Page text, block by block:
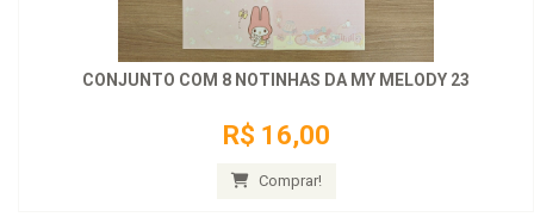
CONJUNTO COM 8 NOTINHAS DA MY MELODY 23
R$ 16,00
Comprar!